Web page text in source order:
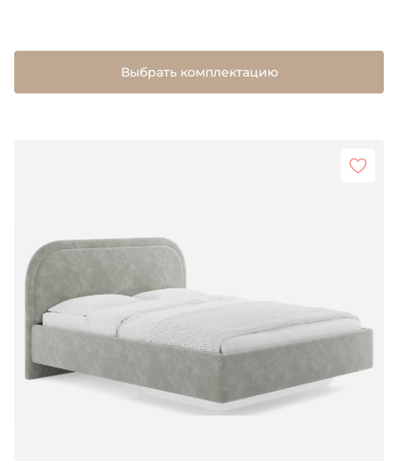
Выбрать комплектацию